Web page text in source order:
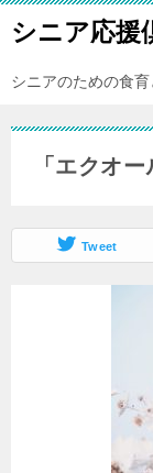
シニア応援
シニアのための食
「エクオ
Tweet